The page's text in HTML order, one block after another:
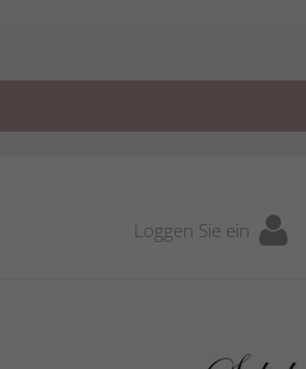
Loggen Sie ein